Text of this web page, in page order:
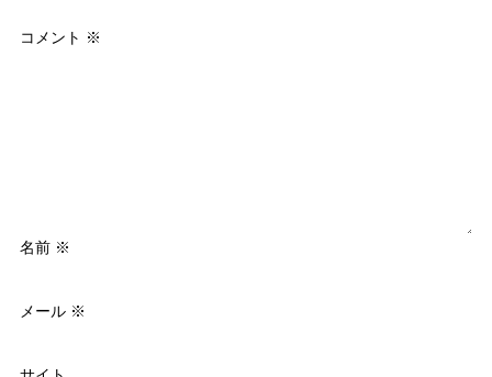
コメント ※
名前 ※
メール ※